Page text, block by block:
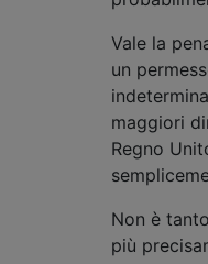
Vale la
un
maggiori
Regno
Non è
più